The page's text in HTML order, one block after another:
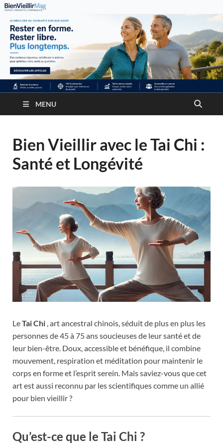
MENU
Bien Vieillir avec le Tai Chi :
Santé et Longévité
LeTai Chi , art ancestral chinois, séduit de plus en plus les
personnes de 45 à 75 ans soucieuses de leur santé et de
leur bien-être. Doux, accessible et bénéfique, il combine
mouvement, respiration et méditation pour maintenir le
corps en forme et l’esprit serein. Mais saviez-vous que cet
art est aussi reconnu par les scientifiques comme un allié
pour bien vieillir ?
Qu’est-ce que le Tai Chi ?